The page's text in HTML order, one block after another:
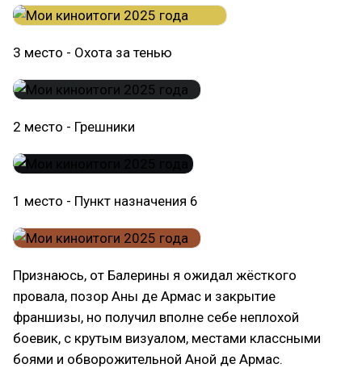
3 место - Охота за тенью
2 место - Грешники
1 место - Пункт назначения 6
Признаюсь, от Балерины я ожидал жёсткого
провала, позор Аны де Армас и закрытие
франшизы, но получил вполне себе неплохой
боевик, с крутым визуалом, местами классными
боями и обворожительной Аной де Армас.